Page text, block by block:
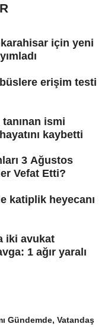
için yeni
erişim testi
ismi
kaybetti
3 Ağustos
Vefat Etti?
katiplik heyecanı
iki avukat
1 ağır yaralı
Gündemde, Vatandaş